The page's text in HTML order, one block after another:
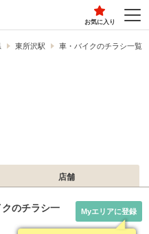
お気に入り
東所沢駅 車・バイクのチラシ一覧
店舗
のチラシ一
Myエリアに登録